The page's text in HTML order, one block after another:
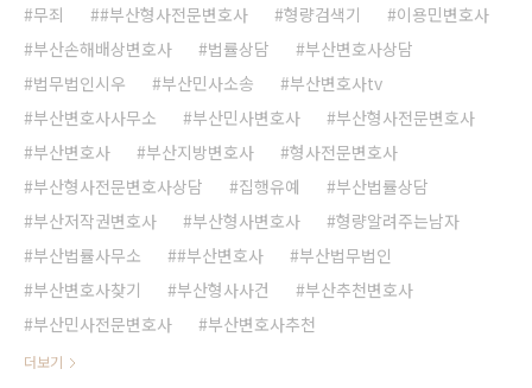
무죄 #부산형사전문변호사 형량검색기
이용민변호사
부산손해배상변호사
법률상담
부산변호사상담
법무법인시우
부산민사소송
부산변호사tv
부산변호사사무소
부산민사변호사
부산형사전문변호사
부산변호사
부산지방변호사
형사전문변호사
부산형사전문변호사상담
집행유예
부산법률상담
부산저작권변호사
부산형사변호사
형량알려주는남자
부산법률사무소
#부산변호사
부산법무법인
부산변호사찾기
부산형사사건
부산추천변호사
부산민사전문변호사
부산변호사추천
더보기